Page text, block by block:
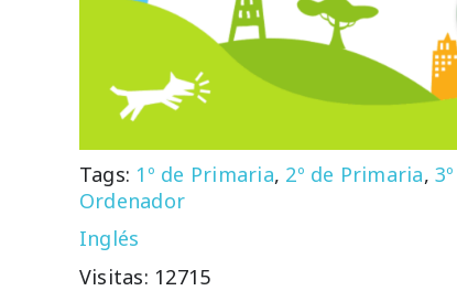
Tags: 1º de Primaria, 2º de Primaria,
Ordenador
Inglés
Visitas: 12715